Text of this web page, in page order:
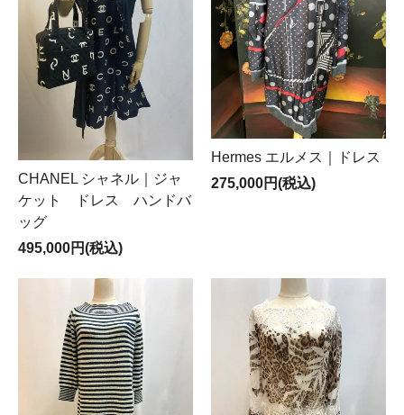
CHANEL シャネル｜ジャ
ケット ドレス ハンドバ
ッグ
495,000円(税込)
Hermes エルメス｜ドレス
275,000円(税込)